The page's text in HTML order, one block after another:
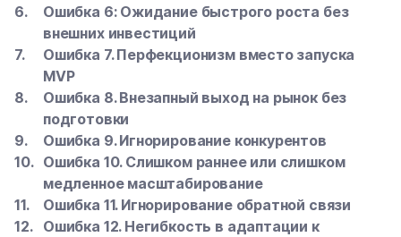
Ошибка 6: Ожидание быстрого роста без
внешних инвестиций
Ошибка 7. Перфекционизм вместо запуска
MVP
Ошибка 8. Внезапный выход на рынок без
подготовки
Ошибка 9. Игнорирование конкурентов
Ошибка 10. Слишком раннее или слишком
медленное масштабирование
Ошибка 11. Игнорирование обратной связи
Ошибка 12. Негибкость в адаптации к